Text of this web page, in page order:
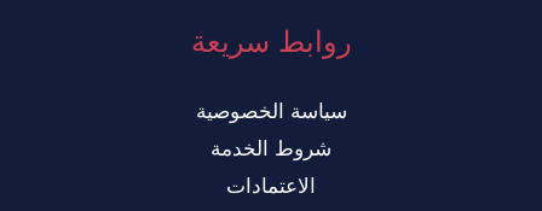
روابط سريعة
سياسة الخصوصية
شروط الخدمة
الاعتمادات